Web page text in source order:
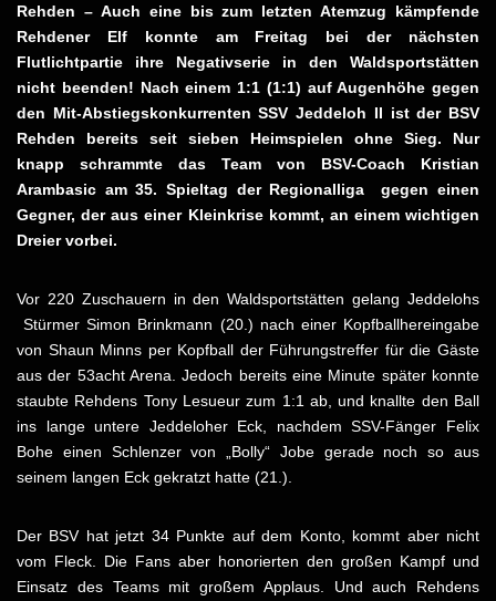
Rehden – Auch eine bis zum letzten Atemzug kämpfende
Rehdener Elf konnte am Freitag bei der nächsten
Flutlichtpartie ihre Negativserie in den Waldsportstätten
nicht beenden! Nach einem 1:1 (1:1) auf Augenhöhe gegen
den Mit-Abstiegskonkurrenten SSV Jeddeloh II ist der BSV
Rehden bereits seit sieben Heimspielen ohne Sieg. Nur
knapp schrammte das Team von BSV-Coach Kristian
Arambasic am 35. Spieltag der Regionalliga gegen einen
Gegner, der aus einer Kleinkrise kommt, an einem wichtigen
Dreier vorbei.
Vor 220 Zuschauern in den Waldsportstätten gelang Jeddelohs
Stürmer Simon Brinkmann (20.) nach einer Kopfballhereingabe
von Shaun Minns per Kopfball der Führungstreffer für die Gäste
aus der 53acht Arena. Jedoch bereits eine Minute später konnte
staubte Rehdens Tony Lesueur zum 1:1 ab, und knallte den Ball
ins lange untere Jeddeloher Eck, nachdem SSV-Fänger Felix
Bohe einen Schlenzer von „Bolly“ Jobe gerade noch so aus
seinem langen Eck gekratzt hatte (21.).
Der BSV hat jetzt 34 Punkte auf dem Konto, kommt aber nicht
vom Fleck. Die Fans aber honorierten den großen Kampf und
Einsatz des Teams mit großem Applaus. Und auch Rehdens